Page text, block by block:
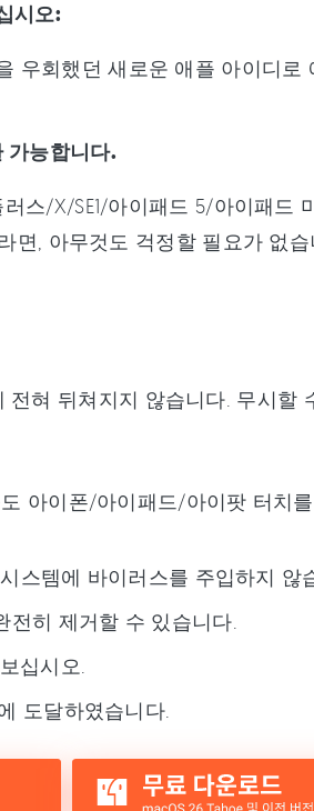
시오:
우회했던 새로운 애플 아이디로
가능합니다.
스/X/SE1/아이패드 5/아이패드
면, 아무것도 걱정할 필요가 없습
혀 뒤쳐지지 않습니다. 무시할
아이폰/아이패드/아이팟 터치
스템에 바이러스를 주입하지 않
히 제거할 수 있습니다.
십시오.
도달하였습니다.